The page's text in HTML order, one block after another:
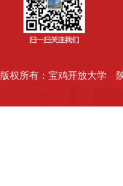
版权所有：宝鸡开放大学